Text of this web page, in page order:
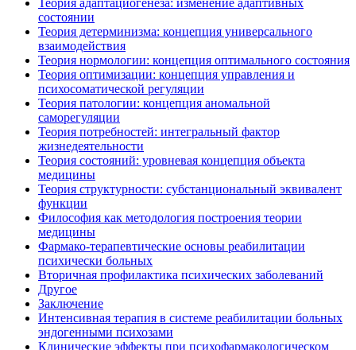
Теория адаптациогенеза: изменение адаптивных
состоянии
Теория детерминизма: концепция универсального
взаимодействия
Теория нормологии: концепция оптимального состояния
Теория оптимизации: концепция управления и
психосоматической регуляции
Теория патологии: концепция аномальной
саморегуляции
Теория потребностей: интегральный фактор
жизнедеятельности
Теория состояний: уровневая концепция объекта
медицины
Теория структурности: субстанциональный эквивалент
функции
Философия как методология построения теории
медицины
Фармако-терапевтические основы реабилитации
психически больных
Вторичная профилактика психических заболеваний
Другое
Заключение
Интенсивная терапия в системе реабилитации больных
эндогенными психозами
Клинические эффекты при психофармакологическом